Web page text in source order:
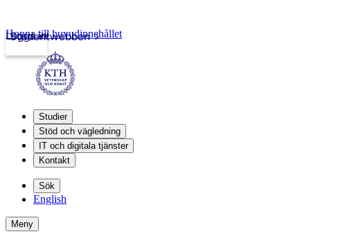
Studentwebben
Logga in
Hoppa till huvudinnehållet
Studier
Stöd och vägledning
IT och digitala tjänster
Kontakt
Sök
English
Meny